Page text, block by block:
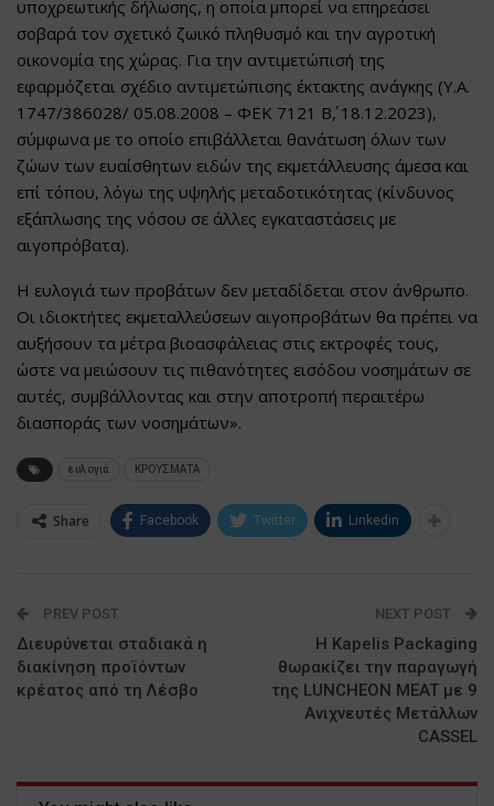
υποχρεωτικής δήλωσης, η οποία μπορεί να επηρεάσει
σοβαρά τον σχετικό ζωικό πληθυσμό και την αγροτική
οικονομία της χώρας. Για την αντιμετώπισή της
εφαρμόζεται σχέδιο αντιμετώπισης έκτακτης ανάγκης (Υ.Α.
1747/386028/ 05.08.2008 – ΦΕΚ 7121 Β΄, 18.12.2023),
σύμφωνα με το οποίο επιβάλλεται θανάτωση όλων των
ζώων των ευαίσθητων ειδών της εκμετάλλευσης άμεσα και
επί τόπου, λόγω της υψηλής μεταδοτικότητας (κίνδυνος
εξάπλωσης της νόσου σε άλλες εγκαταστάσεις με
αιγοπρόβατα).
Η ευλογιά των προβάτων δεν μεταδίδεται στον άνθρωπο.
Οι ιδιοκτήτες εκμεταλλεύσεων αιγοπροβάτων θα πρέπει να
αυξήσουν τα μέτρα βιοασφάλειας στις εκτροφές τους,
ώστε να μειώσουν τις πιθανότητες εισόδου νοσημάτων σε
αυτές, συμβάλλοντας και στην αποτροπή περαιτέρω
διασποράς των νοσημάτων».
ευλογιά ΚΡΟΥΣΜΑΤΑ
Share Facebook Twitter Linkedin
PREV POST
Διευρύνεται σταδιακά η
διακίνηση προϊόντων
κρέατος από τη Λέσβο
NEXT POST
Η Kapelis Packaging
θωρακίζει την παραγωγή
της LUNCHEON MEAT με 9
Ανιχνευτές Μετάλλων
CASSEL